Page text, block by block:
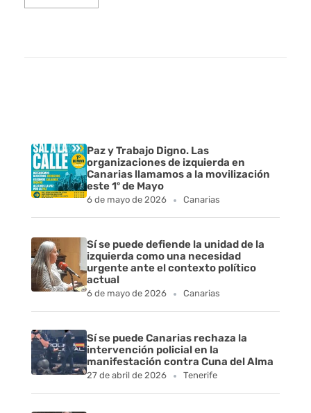
Paz y Trabajo Digno. Las
organizaciones de izquierda en
Canarias llamamos a la movilización
este 1º de Mayo
6 de mayo de 2026 Canarias
Sí se puede defiende la unidad de la
izquierda como una necesidad
urgente ante el contexto político
actual
6 de mayo de 2026 Canarias
Sí se puede Canarias rechaza la
intervención policial en la
manifestación contra Cuna del Alma
27 de abril de 2026 Tenerife